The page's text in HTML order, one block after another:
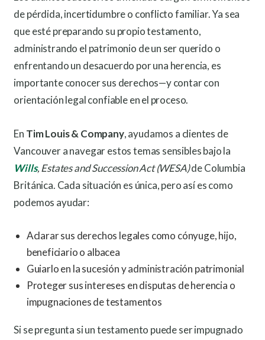
de pérdida, incertidumbre o conflicto familiar. Ya sea
que esté preparando su propio testamento,
administrando el patrimonio de un ser querido o
enfrentando un desacuerdo por una herencia, es
importante conocer sus derechos—y contar con
orientación legal confiable en el proceso.
En Tim Louis & Company, ayudamos a clientes de
Vancouver a navegar estos temas sensibles bajo la
Wills, Estates and Succession Act (WESA)de Columbia
Británica. Cada situación es única, pero así es como
podemos ayudar:
Aclarar sus derechos legales como cónyuge, hijo,
beneficiario o albacea
Guiarlo en la sucesión y administración patrimonial
Proteger sus intereses en disputas de herencia o
impugnaciones de testamentos
Si se pregunta si un testamento puede ser impugnado